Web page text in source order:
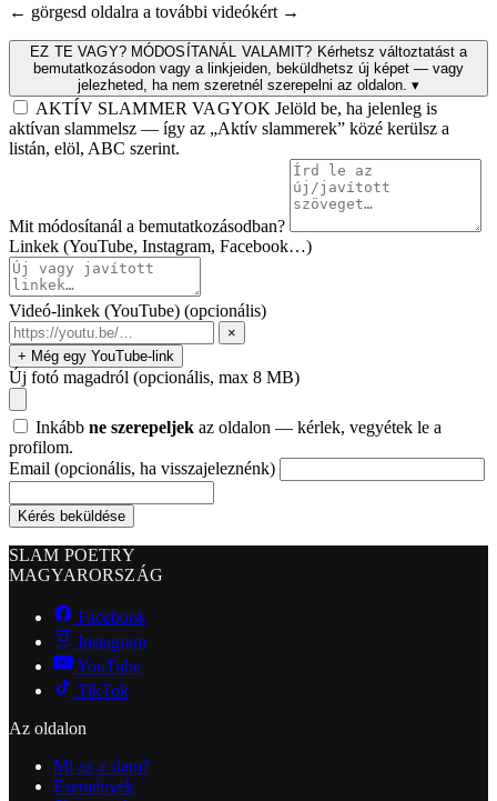
← görgesd oldalra a további videókért →
EZ TE VAGY? MÓDOSÍTANÁL VALAMIT? Kérhetsz változtatást a
bemutatkozásodon vagy a linkjeiden, beküldhetsz új képet — vagy
jelezheted, ha nem szeretnél szerepelni az oldalon. ▾
AKTÍV SLAMMER VAGYOK Jelöld be, ha jelenleg is
aktívan slammelsz — így az „Aktív slammerek” közé kerülsz a
listán, elöl, ABC szerint.
Mit módosítanál a bemutatkozásodban?
Linkek (YouTube, Instagram, Facebook…)
Videó-linkek (YouTube) (opcionális)
×
+ Még egy YouTube-link
Új fotó magadról (opcionális, max 8 MB)
Inkább ne szerepeljek az oldalon — kérlek, vegyétek le a
profilom.
Email (opcionális, ha visszajeleznénk)
Kérés beküldése
SLAM POETRY
MAGYARORSZÁG
Facebook
Instagram
YouTube
TikTok
Az oldalon
Mi az a slam?
Események